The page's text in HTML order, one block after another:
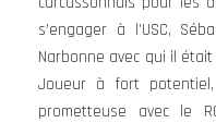
s’engager à l’USC,
Narbonne avec qui il
Joueur à fort
prometteuse avec le